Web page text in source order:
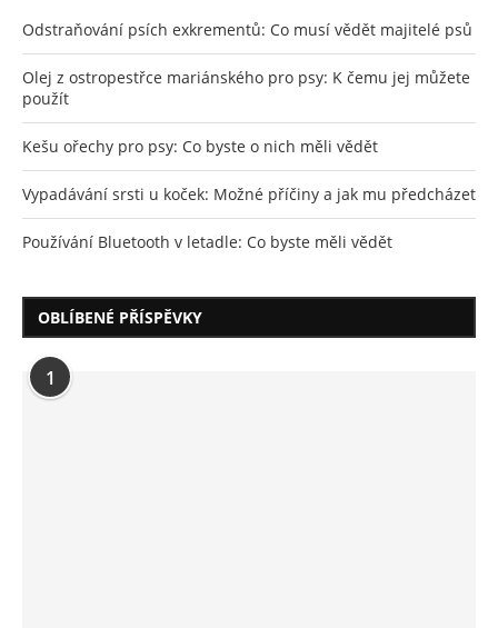
Odstraňování psích exkrementů: Co musí vědět majitelé psů
Olej z ostropestřce mariánského pro psy: K čemu jej můžete
použít
Kešu ořechy pro psy: Co byste o nich měli vědět
Vypadávání srsti u koček: Možné příčiny a jak mu předcházet
Používání Bluetooth v letadle: Co byste měli vědět
OBLÍBENÉ PŘÍSPĚVKY
1